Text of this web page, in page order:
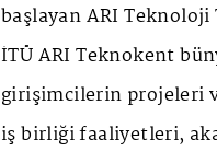
başlayan ARI
İTÜ ARI Teknokent
girişimcilerin projeleri
iş birliği faaliyetleri,